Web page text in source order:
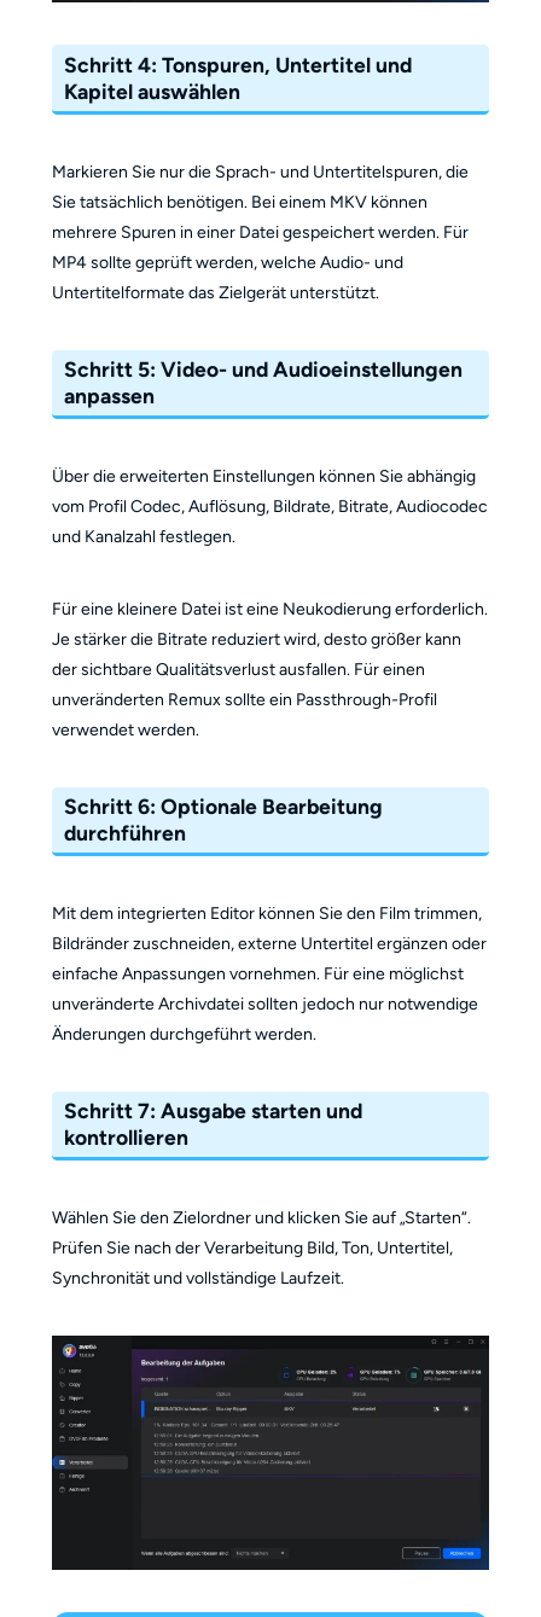
Schritt 4: Tonspuren, Untertitel und
Kapitel auswählen
Markieren Sie nur die Sprach- und Untertitelspuren, die
Sie tatsächlich benötigen. Bei einem MKV können
mehrere Spuren in einer Datei gespeichert werden. Für
MP4 sollte geprüft werden, welche Audio- und
Untertitelformate das Zielgerät unterstützt.
Schritt 5: Video- und Audioeinstellungen
anpassen
Über die erweiterten Einstellungen können Sie abhängig
vom Profil Codec, Auflösung, Bildrate, Bitrate, Audiocodec
und Kanalzahl festlegen.
Für eine kleinere Datei ist eine Neukodierung erforderlich.
Je stärker die Bitrate reduziert wird, desto größer kann
der sichtbare Qualitätsverlust ausfallen. Für einen
unveränderten Remux sollte ein Passthrough-Profil
verwendet werden.
Schritt 6: Optionale Bearbeitung
durchführen
Mit dem integrierten Editor können Sie den Film trimmen,
Bildränder zuschneiden, externe Untertitel ergänzen oder
einfache Anpassungen vornehmen. Für eine möglichst
unveränderte Archivdatei sollten jedoch nur notwendige
Änderungen durchgeführt werden.
Schritt 7: Ausgabe starten und
kontrollieren
Wählen Sie den Zielordner und klicken Sie auf „Starten“.
Prüfen Sie nach der Verarbeitung Bild, Ton, Untertitel,
Synchronität und vollständige Laufzeit.